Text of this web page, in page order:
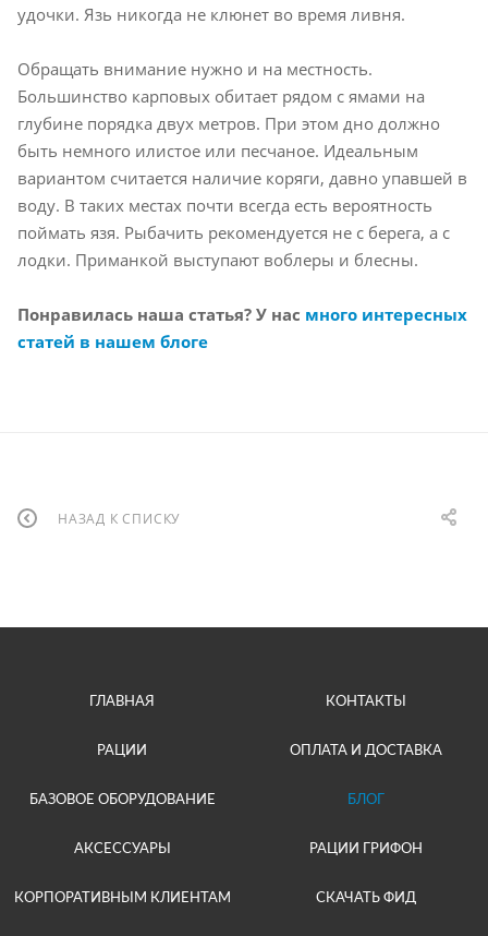
удочки. Язь никогда не клюнет во время ливня.
Обращать внимание нужно и на местность.
Большинство карповых обитает рядом с ямами на
глубине порядка двух метров. При этом дно должно
быть немного илистое или песчаное. Идеальным
вариантом считается наличие коряги, давно упавшей в
воду. В таких местах почти всегда есть вероятность
поймать язя. Рыбачить рекомендуется не с берега, а с
лодки. Приманкой выступают воблеры и блесны.
Понравилась наша статья? У нас много интересных
статей в нашем блоге
НАЗАД К СПИСКУ
ГЛАВНАЯ
РАЦИИ
БАЗОВОЕ ОБОРУДОВАНИЕ
АКСЕССУАРЫ
КОРПОРАТИВНЫМ КЛИЕНТАМ
КОНТАКТЫ
ОПЛАТА И ДОСТАВКА
БЛОГ
РАЦИИ ГРИФОН
СКАЧАТЬ ФИД